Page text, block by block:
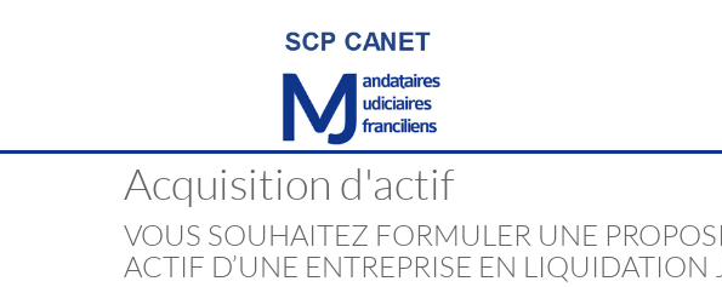
Acquisition d'actif
VOUS SOUHAITEZ FORMULER UNE
ACTIF D’UNE ENTREPRISE EN LIQUIDATION